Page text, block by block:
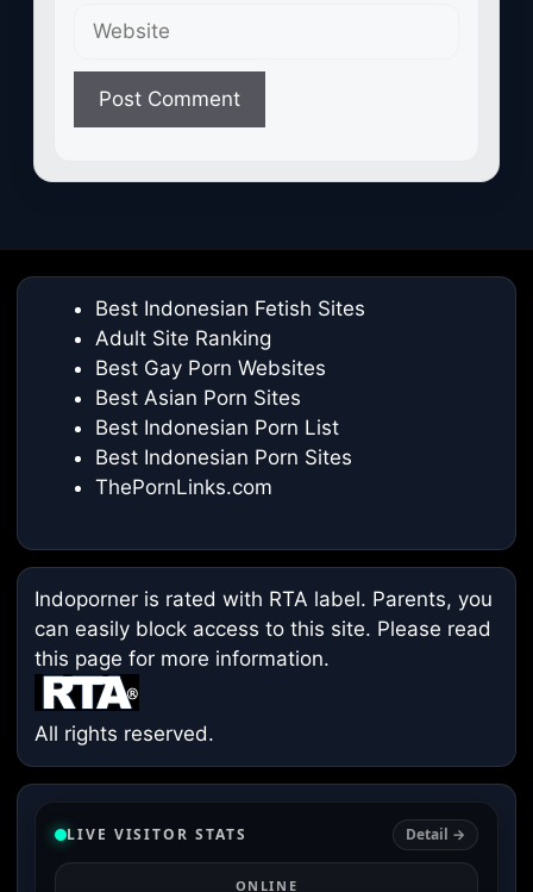
Best Indonesian Fetish Sites
Adult Site Ranking
Best Gay Porn Websites
Best Asian Porn Sites
Best Indonesian Porn List
Best Indonesian Porn Sites
ThePornLinks.com
Indoporner is rated with RTA label. Parents, you
can easily block access to this site. Please read
this page for more information.
All rights reserved.
LIVE VISITOR STATS Detail →
ONLINE